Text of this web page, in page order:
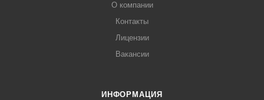
О компании
Контакты
Лицензии
Вакансии
ИНФОРМАЦИЯ